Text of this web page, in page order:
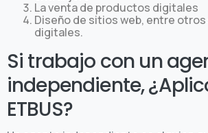
La venta de productos digitales
Diseño de sitios web, entre
digitales.
Si trabajo con un
independiente,
ETBUS?